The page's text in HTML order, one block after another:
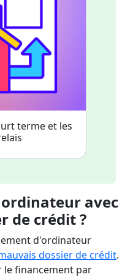
terme et les
avec
de crédit ?
d'ordinateur
dossier de crédit.
le financement par